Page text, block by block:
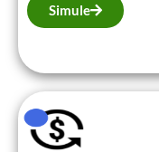
Simule